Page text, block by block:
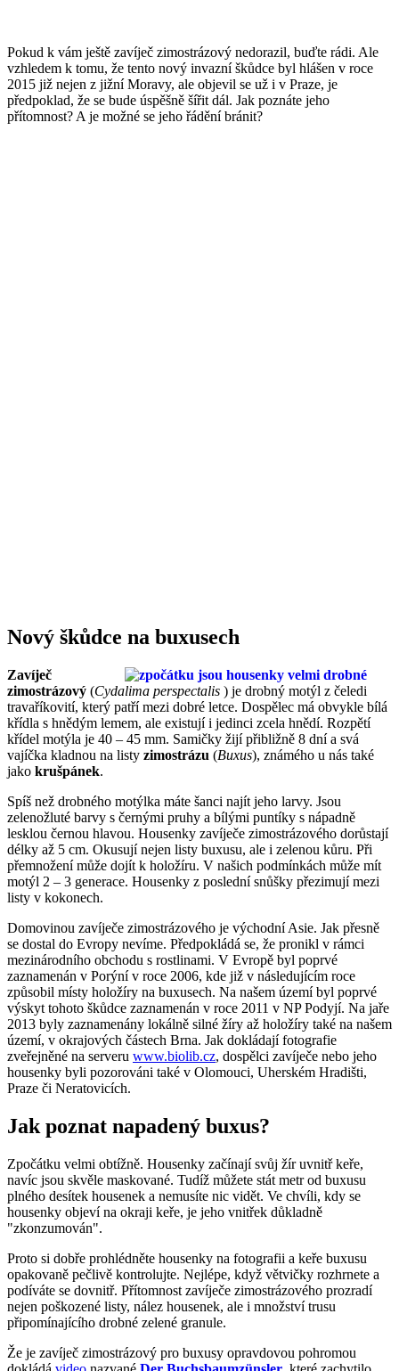
Pokud k vám ještě zavíječ zimostrázový nedorazil, buďte rádi. Ale
vzhledem k tomu, že tento nový invazní škůdce byl hlášen v roce
2015 již nejen z jižní Moravy, ale objevil se už i v Praze, je
předpoklad, že se bude úspěšně šířit dál. Jak poznáte jeho
přítomnost? A je možné se jeho řádění bránit?
Nový škůdce na buxusech
Zavíječ
zimostrázový (Cydalima perspectalis ) je drobný motýl z čeledi
travaříkovití, který patří mezi dobré letce. Dospělec má obvykle bílá
křídla s hnědým lemem, ale existují i jedinci zcela hnědí. Rozpětí
křídel motýla je 40 – 45 mm. Samičky žijí přibližně 8 dní a svá
vajíčka kladnou na listy zimostrázu (Buxus), známého u nás také
jako krušpánek.
Spíš než drobného motýlka máte šanci najít jeho larvy. Jsou
zelenožluté barvy s černými pruhy a bílými puntíky s nápadně
lesklou černou hlavou. Housenky zavíječe zimostrázového dorůstají
délky až 5 cm. Okusují nejen listy buxusu, ale i zelenou kůru. Při
přemnožení může dojít k holožíru. V našich podmínkách může mít
motýl 2 – 3 generace. Housenky z poslední snůšky přezimují mezi
listy v kokonech.
Domovinou zavíječe zimostrázového je východní Asie. Jak přesně
se dostal do Evropy nevíme. Předpokládá se, že pronikl v rámci
mezinárodního obchodu s rostlinami. V Evropě byl poprvé
zaznamenán v Porýní v roce 2006, kde již v následujícím roce
způsobil místy holožíry na buxusech. Na našem území byl poprvé
výskyt tohoto škůdce zaznamenán v roce 2011 v NP Podyjí. Na jaře
2013 byly zaznamenány lokálně silné žíry až holožíry také na našem
území, v okrajových částech Brna. Jak dokládají fotografie
zveřejněné na serveru www.biolib.cz, dospělci zavíječe nebo jeho
housenky byli pozorováni také v Olomouci, Uherském Hradišti,
Praze či Neratovicích.
Jak poznat napadený buxus?
Zpočátku velmi obtížně. Housenky začínají svůj žír uvnitř keře,
navíc jsou skvěle maskované. Tudíž můžete stát metr od buxusu
plného desítek housenek a nemusíte nic vidět. Ve chvíli, kdy se
housenky objeví na okraji keře, je jeho vnitřek důkladně
"zkonzumován".
Proto si dobře prohlédněte housenky na fotografii a keře buxusu
opakovaně pečlivě kontrolujte. Nejlépe, když větvičky rozhrnete a
podíváte se dovnitř. Přítomnost zavíječe zimostrázového prozradí
nejen poškozené listy, nález housenek, ale i množství trusu
připomínajícího drobné zelené granule.
Že je zavíječ zimostrázový pro buxusy opravdovou pohromou